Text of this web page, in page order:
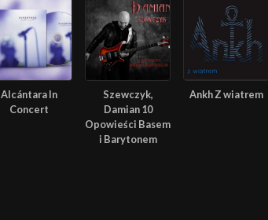
Alcántara In
Concert
Szewczyk,
Damian 10
Opowieści Basem
i Barytonem
Ankh Z wiatrem